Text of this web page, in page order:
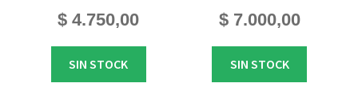
$ 4.750,00
SIN STOCK
$7.000,00
SIN STOCK